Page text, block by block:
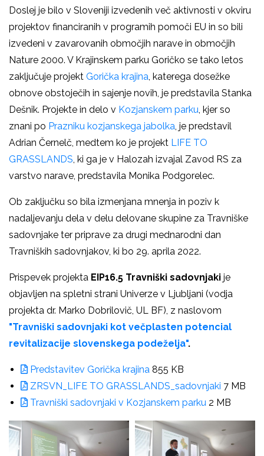
Doslej je bilo v Sloveniji izvedenih več aktivnosti v okviru
projektov financiranih v programih pomoči EU in so bili
izvedeni v zavarovanih območjih narave in območjih
Nature 2000. V Krajinskem parku Goričko se tako letos
zaključuje projekt Gorička krajina, katerega dosežke
obnove obstoječih in sajenje novih, je predstavila Stanka
Dešnik. Projekte in delo v Kozjanskem parku, kjer so
znani po Prazniku kozjanskega jabolka, je predstavil
Adrian Černelč, medtem ko je projekt LIFE TO
GRASSLANDS, ki ga je v Halozah izvajal Zavod RS za
varstvo narave, predstavila Monika Podgorelec.
Ob zaključku so bila izmenjana mnenja in poziv k
nadaljevanju dela v delu delovane skupine za Travniške
sadovnjake ter priprave za drugi mednarodni dan
Travniških sadovnjakov, ki bo 29. aprila 2022.
Prispevek projekta EIP16.5 Travniški sadovnjaki je
objavljen na spletni strani Univerze v Ljubljani (vodja
projekta dr. Marko Dobrilovič, UL BF), z naslovom
"Travniški sadovnjaki kot večplasten potencial
revitalizacije slovenskega podeželja".
Predstavitev Gorička krajina 855 KB
ZRSVN_LIFE TO GRASSLANDS_sadovnjaki 7 MB
Travniški sadovnjaki v Kozjanskem parku 2 MB